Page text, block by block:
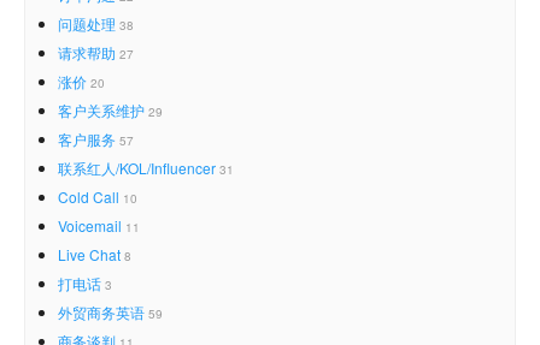
问题处理 38
请求帮助 27
涨价 20
客户关系维护 29
客户服务 57
联系红人/KOL/Influencer 31
Cold Call 10
Voicemail 11
Live Chat 8
打电话 3
外贸商务英语 59
商务谈判